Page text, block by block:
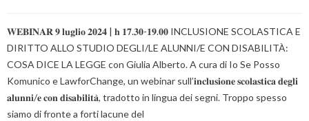
𝐖𝐄𝐁𝐈𝐍𝐀𝐑 𝟗 𝐥𝐮𝐠𝐥𝐢𝐨 𝟐𝟎𝟐𝟒 | 𝐡 𝟏𝟕.𝟑𝟎-𝟏𝟗.𝟎𝟎 INCLUSIONE SCOLASTICA E
DIRITTO ALLO STUDIO DEGLI/LE ALUNNI/E CON DISABILITÀ:
COSA DICE LA LEGGE con Giulia Alberto. A cura di Io Se Posso
Komunico e LawforChange, un webinar sull’𝐢𝐧𝐜𝐥𝐮𝐬𝐢𝐨𝐧𝐞 𝐬𝐜𝐨𝐥𝐚𝐬𝐭𝐢𝐜𝐚 𝐝𝐞𝐠𝐥𝐢
𝐚𝐥𝐮𝐧𝐧𝐢/𝐞 𝐜𝐨𝐧 𝐝𝐢𝐬𝐚𝐛𝐢𝐥𝐢𝐭𝐚̀, tradotto in lingua dei segni. Troppo spesso
siamo di fronte a forti lacune del